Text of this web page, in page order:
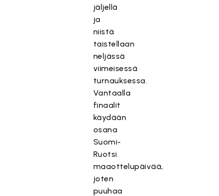
jäljellä
ja
niistä
taistellaan
neljässä
viimeisessä
turnauksessa.
Vantaalla
finaalit
käydään
osana
Suomi-
Ruotsi
maaottelupäivää,
joten
puuhaa